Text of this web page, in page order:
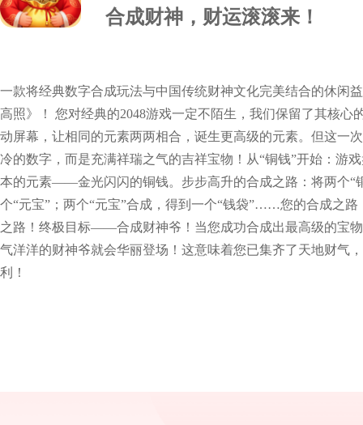
合成财神，财运滚滚来！
一款将经典数字合成玩法与中国传统财神文化完美结合的休
高照》！ 您对经典的2048游戏一定不陌生，我们保留了其核心
动屏幕，让相同的元素两两相合，诞生更高级的元素。但这一
冷的数字，而是充满祥瑞之气的吉祥宝物！从“铜钱”开始：游
本的元素——金光闪闪的铜钱。步步高升的合成之路：将两个“
个“元宝”；两个“元宝”合成，得到一个“钱袋”……您的合成之路
之路！终极目标——合成财神爷！当您成功合成出最高级的宝
气洋洋的财神爷就会华丽登场！这意味着您已集齐了天地财气
利！